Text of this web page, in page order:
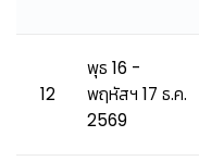
12
พุธ 16 -
พฤหัสฯ 17 ธ.ค.
2569